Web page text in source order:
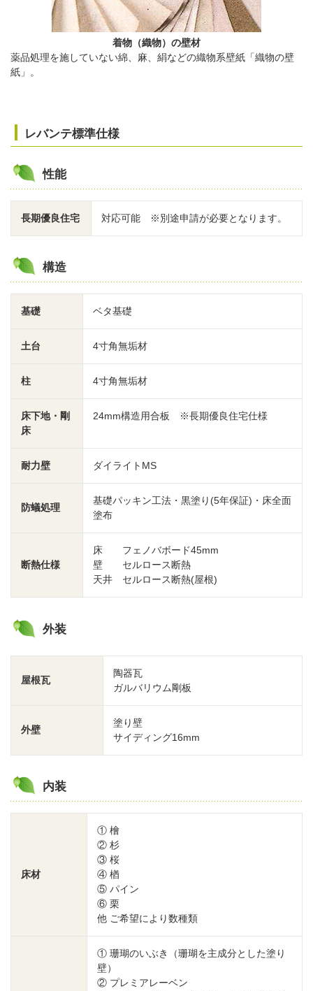
着物（織物）の壁材
薬品処理を施していない綿、麻、絹などの織物系壁紙「織物の壁
紙」。
レバンテ標準仕様
性能
長期優良住宅 対応可能 ※別途申請が必要となります。
構造
基礎 ベタ基礎
土台 4寸角無垢材
柱 4寸角無垢材
床下地・剛
床
24mm構造用合板 ※長期優良住宅仕様
耐力壁 ダイライトMS
防蟻処理
基礎パッキン工法・黒塗り(5年保証)・床全面
塗布
断熱仕様
床 フェノバボード45mm
壁 セルロース断熱
天井 セルロース断熱(屋根)
外装
屋根瓦
陶器瓦
ガルバリウム剛板
外壁
塗り壁
サイディング16mm
内装
床材
① 檜
② 杉
③ 桜
④ 楢
⑤ パイン
⑥ 栗
他 ご希望により数種類
① 珊瑚のいぶき（珊瑚を主成分とした塗り
壁）
② プレミアレーベン